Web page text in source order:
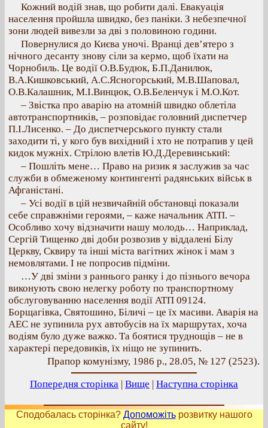
Кожний водій знав, що робити далі. Евакуація
населення пройшла швидко, без паніки. З небезпечної
зони людей вивезли за дві з половиною години.
Повернулися до Києва уночі. Вранці дев’ятеро з
нічного десанту знову сіли за кермо, щоб їхати на
Чорнобиль. Це водії О.В.Будюк, Б.П.Данилюк,
В.А.Кишковський, А.С.Ясногорський, М.В.Шаповал,
О.В.Калашник, М.І.Винцюк, О.В.Беленчук і М.О.Кот.
– Звістка про аварію на атомній швидко облетіла
автотранспортників, – розповідає головний диспетчер
П.І.Лисенко. – До диспетчерського пункту стали
заходити ті, у кого був вихідний і хто не потрапив у цей
кидок мужніх. Стрілою влетів Ю.Д.Деревинський:
– Пошліть мене… Право на ризик я заслужив за час
служби в обмеженому контингенті радянських військ в
Афганістані.
– Усі водії в цій незвичайній обстановці показали
себе справжніми героями, – каже начальник АТП. –
Особливо хочу відзначити нашу молодь… Наприклад,
Сергій Тищенко дві доби розвозив у віддалені Білу
Церкву, Сквиру та інші міста вагітних жінок і мам з
немовлятами. І не попросив підміни.
…У дві зміни з раннього ранку і до пізнього вечора
виконують свою нелегку роботу по транспортному
обслуговуванню населення водії АТП 09124.
Борщагівка, Святошино, Біличі – це їх масиви. Аварія на
АЕС не зупинила рух автобусів на їх маршрутах, хоча
водіям було дуже важко. Та боятися труднощів – не в
характері передовиків, їх ніщо не зупинить.
Прапор комунізму, 1986 р., 28.05, № 127 (2523).
Попередня сторінка | Вище | Наступна сторінка
Сподобалась сторінка? Допоможітьрозвитку нашого
сайту!